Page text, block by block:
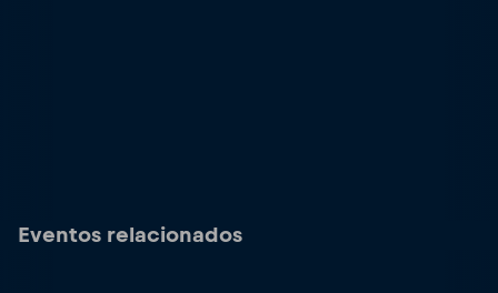
Eventos relacionados